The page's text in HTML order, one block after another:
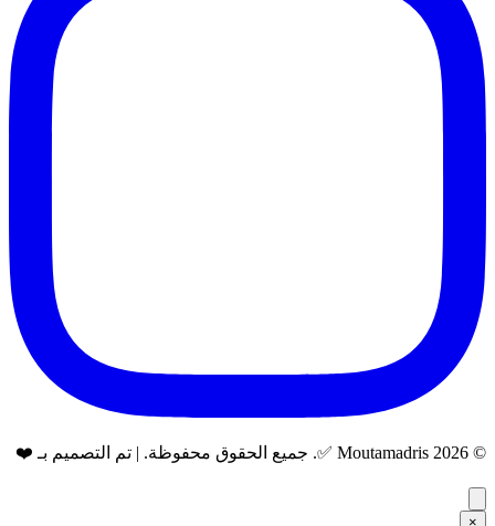
© 2026 Moutamadris ✅. جميع الحقوق محفوظة. | تم التصميم بـ ❤️
×